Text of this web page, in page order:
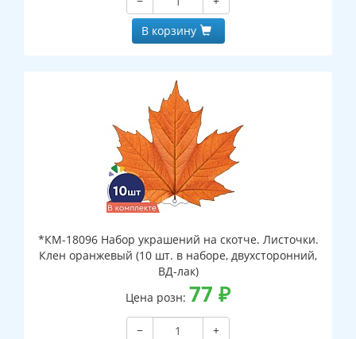
В корзину
*КМ-18096 Набор украшений на скотче. Листочки.
Клен оранжевый (10 шт. в наборе, двухсторонний,
ВД-лак)
Цена розн: 77 ₽
−
+